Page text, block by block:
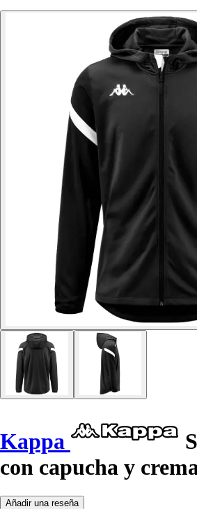
Kappa
con capucha y
Añadir una reseña